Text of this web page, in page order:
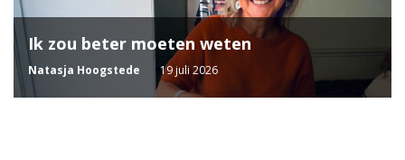
Ik zou beter moeten weten
Natasja Hoogstede 19 juli 2026